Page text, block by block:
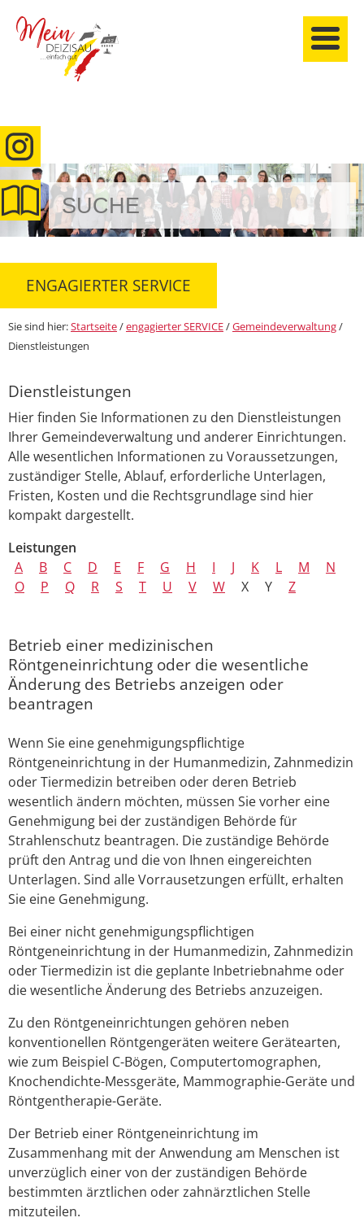
anmelden
ENGAGIERTER SERVICE
Sie sind hier:Startseite/engagierter SERVICE/Gemeindeverwaltung/
Dienstleistungen
Dienstleistungen
Hier finden Sie Informationen zu den Dienstleistungen
Ihrer Gemeindeverwaltung und anderer Einrichtungen.
Alle wesentlichen Informationen zu Voraussetzungen,
zuständiger Stelle, Ablauf, erforderliche Unterlagen,
Fristen, Kosten und die Rechtsgrundlage sind hier
kompakt dargestellt.
Leistungen
A
B C D E F G H I J K L M
N
O
P Q R S T U V W X Y Z
Betrieb einer medizinischen
Röntgeneinrichtung oder die wesentliche
Änderung des Betriebs anzeigen oder
beantragen
Wenn Sie eine genehmigungspflichtige
Röntgeneinrichtung in der Humanmedizin, Zahnmedizin
oder Tiermedizin betreiben oder deren Betrieb
wesentlich ändern möchten, müssen Sie vorher eine
Genehmigung bei der zuständigen Behörde für
Strahlenschutz beantragen. Die zuständige Behörde
prüft den Antrag und die von Ihnen eingereichten
Unterlagen. Sind alle Vorrausetzungen erfüllt, erhalten
Sie eine Genehmigung.
Bei einer nicht genehmigungspflichtigen
Röntgeneinrichtung in der Humanmedizin, Zahnmedizin
oder Tiermedizin ist die geplante Inbetriebnahme oder
die wesentliche Änderung des Betriebs anzuzeigen.
Zu den Röntgeneinrichtungen gehören neben
konventionellen Röntgengeräten weitere Gerätearten,
wie zum Beispiel C-Bögen, Computertomographen,
Knochendichte-Messgeräte, Mammographie-Geräte und
Röntgentherapie-Geräte.
Der Betrieb einer Röntgeneinrichtung im
Zusammenhang mit der Anwendung am Menschen ist
unverzüglich einer von der zuständigen Behörde
bestimmten ärztlichen oder zahnärztlichen Stelle
mitzuteilen.